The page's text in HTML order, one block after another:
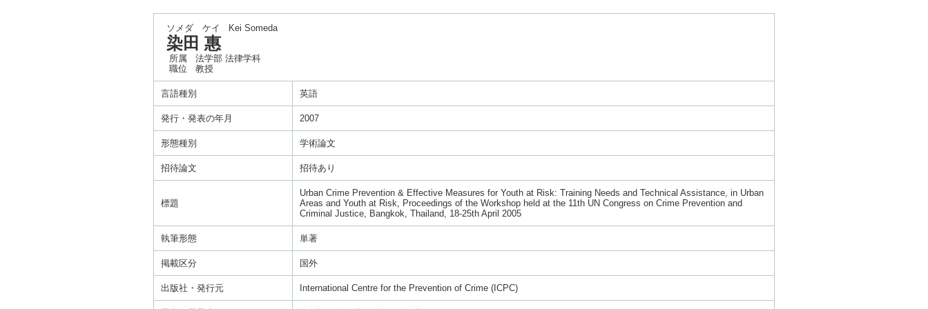
ソメダ ケイ Kei Someda
染田 惠
所属
法学部 法律学科
職位
教授
言語種別 英語
発行・発表の年月 2007
形態種別 学術論文
招待論文 招待あり
標題
Urban Crime Prevention & Effective Measures for Youth at Risk: Training Needs and Technical Assistance, in Urban
Areas and Youth at Risk, Proceedings of the Workshop held at the 11th UN Congress on Crime Prevention and
Criminal Justice, Bangkok, Thailand, 18-25th April 2005
執筆形態 単著
掲載区分 国外
出版社・発行元 International Centre for the Prevention of Crime (ICPC)